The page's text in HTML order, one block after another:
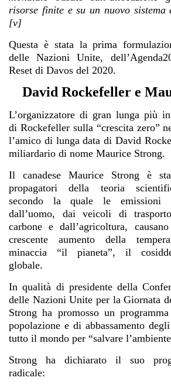
risorse finite e su un nuovo sistema
[v]
Questa è stata la prima
delle Nazioni Unite,
Reset di Davos del 2020.
David Rockefeller e
L’organizzatore di gran lunga più
di Rockefeller sulla “crescita zero”
l’amico di lunga data di David
miliardario di nome Maurice Strong.
Il canadese Maurice Strong è
propagatori della teoria
secondo la quale le emissioni
dall’uomo, dai veicoli di
carbone e dall’agricoltura,
crescente aumento della
minaccia “il pianeta”, il
globale.
In qualità di presidente della
delle Nazioni Unite per la Giornata
Strong ha promosso un
popolazione e di abbassamento
tutto il mondo per “salvare
Strong ha dichiarato il suo
radicale: